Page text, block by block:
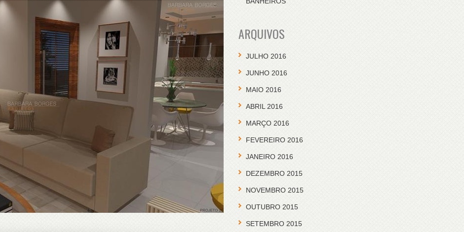
ARQUIVOS
JULHO 2016
JUNHO 2016
MAIO 2016
ABRIL 2016
MARÇO 2016
FEVEREIRO 2016
JANEIRO 2016
DEZEMBRO 2015
NOVEMBRO 2015
OUTUBRO 2015
SETEMBRO 2015